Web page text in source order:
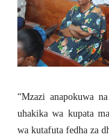
“Mzazi anapokuwa
uhakika wa kupata
wa kutafuta fedha za